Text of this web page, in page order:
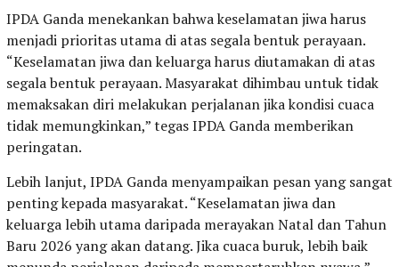
IPDA Ganda menekankan bahwa keselamatan jiwa harus
menjadi prioritas utama di atas segala bentuk perayaan.
“Keselamatan jiwa dan keluarga harus diutamakan di atas
segala bentuk perayaan. Masyarakat dihimbau untuk tidak
memaksakan diri melakukan perjalanan jika kondisi cuaca
tidak memungkinkan,” tegas IPDA Ganda memberikan
peringatan.
Lebih lanjut, IPDA Ganda menyampaikan pesan yang sangat
penting kepada masyarakat. “Keselamatan jiwa dan
keluarga lebih utama daripada merayakan Natal dan Tahun
Baru 2026 yang akan datang. Jika cuaca buruk, lebih baik